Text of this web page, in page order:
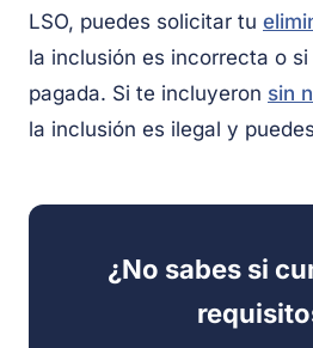
LSO, puedes solicitar tu
la inclusión es incorrecta o
pagada. Si te incluyeron sin
la inclusión es ilegal y
¿No sabes si